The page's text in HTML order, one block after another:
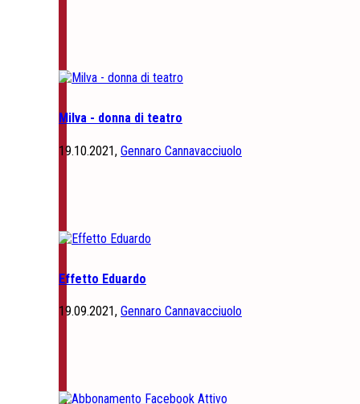
Milva - donna di teatro
19.10.2021, Gennaro Cannavacciuolo
Effetto Eduardo
19.09.2021, Gennaro Cannavacciuolo